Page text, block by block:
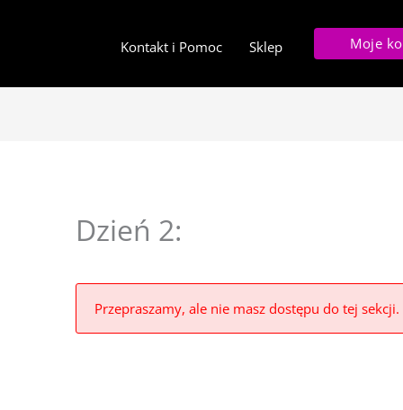
Kontakt i Pomoc Sklep Moje
Dzień 2:
Przepraszamy, ale nie masz dostępu do tej sekcji.